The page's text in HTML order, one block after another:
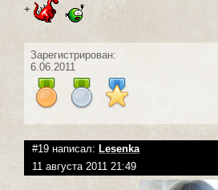
+
Зарегистрирован:
6.06.2011
#19 написал: Lesenka
11 августа 2011 21:49